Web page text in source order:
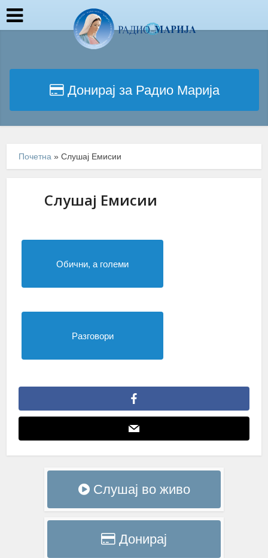
Донирај за Радио Марија
Почетна »Слушај Емисии
Слушај Емисии
Обични, а големи
Разговори
Слушај во живо
Донирај